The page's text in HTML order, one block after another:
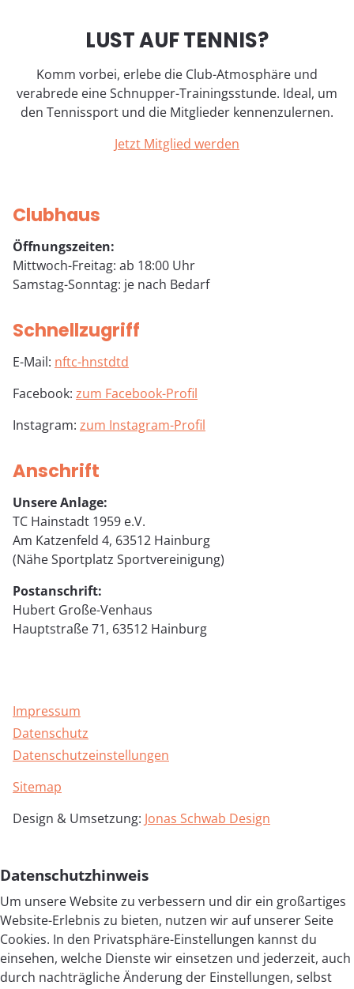
LUST AUF TENNIS?
Komm vorbei, erlebe die Club-Atmosphäre und
verabrede eine Schnupper-Trainingsstunde. Ideal, um
den Tennissport und die Mitglieder kennenzulernen.
Jetzt Mitglied werden
Clubhaus
Öffnungszeiten:
Mittwoch-Freitag: ab 18:00 Uhr
Samstag-Sonntag: je nach Bedarf
Schnellzugriff
E-Mail: nftc-hnstdtd
Facebook: zum Facebook-Profil
Instagram: zum Instagram-Profil
Anschrift
Unsere Anlage:
TC Hainstadt 1959 e.V.
Am Katzenfeld 4, 63512 Hainburg
(Nähe Sportplatz Sportvereinigung)
Postanschrift:
Hubert Große-Venhaus
Hauptstraße 71, 63512 Hainburg
Impressum
Datenschutz
Datenschutzeinstellungen
Sitemap
Design & Umsetzung: Jonas Schwab Design
Datenschutzhinweis
Um unsere Website zu verbessern und dir ein großartiges
Website-Erlebnis zu bieten, nutzen wir auf unserer Seite
Cookies. In den Privatsphäre-Einstellungen kannst du
einsehen, welche Dienste wir einsetzen und jederzeit, auch
durch nachträgliche Änderung der Einstellungen, selbst